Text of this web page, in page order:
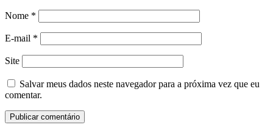
Nome *
E-mail *
Site
Salvar meus dados neste navegador para a próxima vez que eu
comentar.